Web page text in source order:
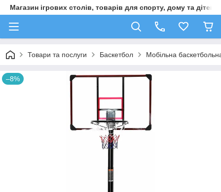
Магазин ігрових столів, товарів для спорту, дому та дітей
Товари та послуги Баскетбол Мобільна
–8%